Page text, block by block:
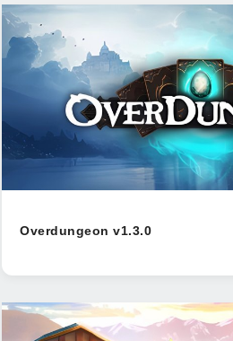
Overdungeon v1.3.0